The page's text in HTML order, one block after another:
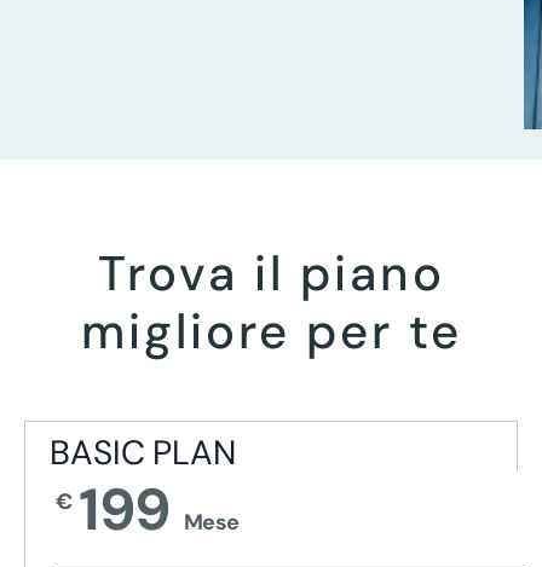
Trova il piano
migliore per te
BASIC PLAN
€ 199 Mese